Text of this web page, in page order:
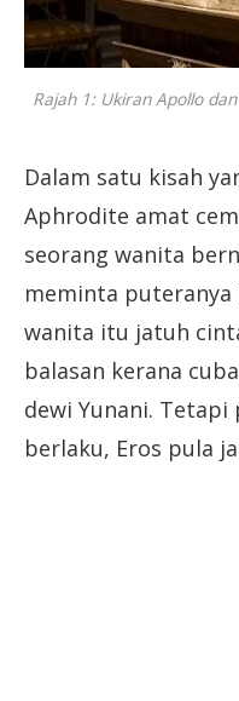
Rajah 1: Ukiran Apollo
Dalam satu kisah
Aphrodite amat
seorang wanita
meminta
wanita itu jatuh
balasan kerana
dewi Yunani.
berlaku, Eros pula